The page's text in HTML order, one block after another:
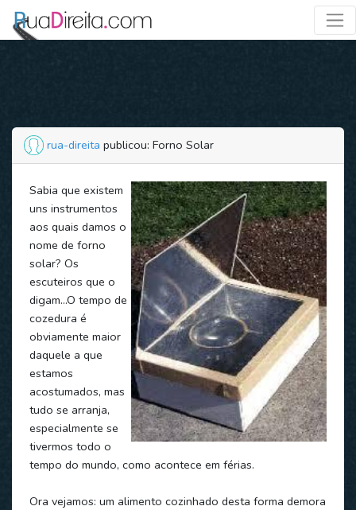
rua-direita publicou: Forno Solar
Sabia que existem
uns instrumentos
aos quais damos o
nome de forno
solar? Os
escuteiros que o
digam…O tempo de
cozedura é
obviamente maior
daquele a que
estamos
acostumados, mas
tudo se arranja,
especialmente se
tivermos todo o
tempo do mundo, como acontece em férias.
Ora vejamos: um alimento cozinhado desta forma demora